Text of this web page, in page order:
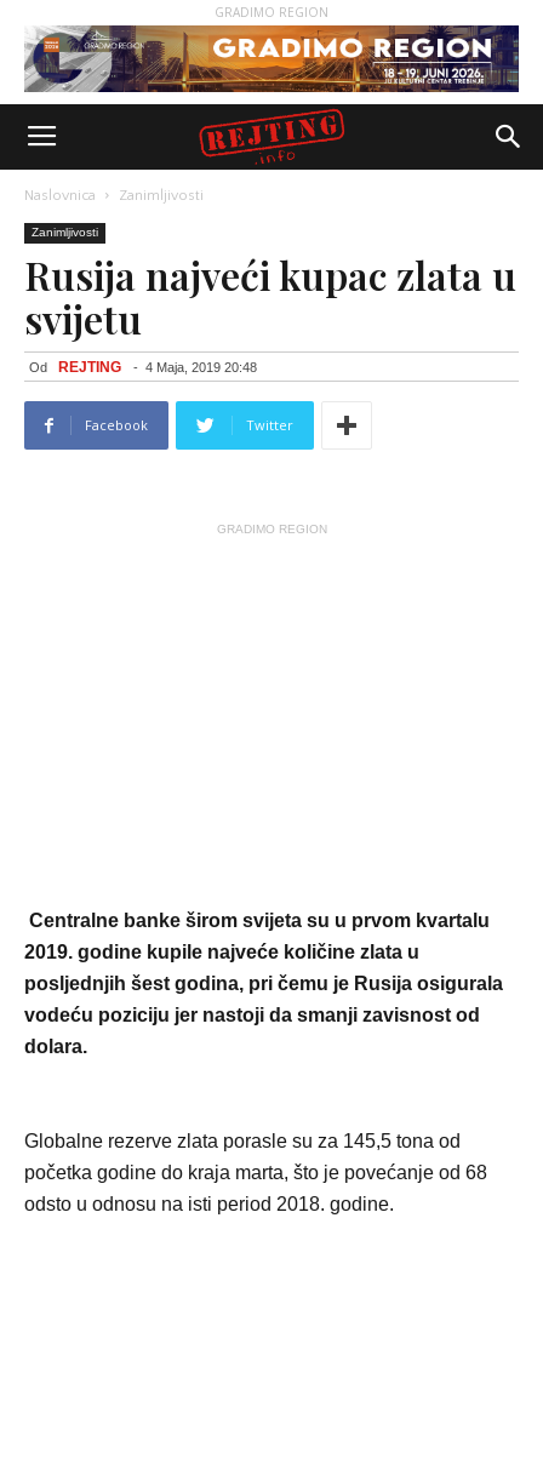
GRADIMO REGION
Naslovnica Zanimljivosti
Zanimljivosti
Rusija najveći kupac zlata u
svijetu
Od REJTING - 4 Maja, 2019 20:48
Facebook Twitter
GRADIMO REGION
Centralne banke širom svijeta su u prvom kvartalu
2019. godine kupile najveće količine zlata u
posljednjih šest godina, pri čemu je Rusija osigurala
vodeću poziciju jer nastoji da smanji zavisnost od
dolara.
Globalne rezerve zlata porasle su za 145,5 tona od
početka godine do kraja marta, što je povećanje od 68
odsto u odnosu na isti period 2018. godine.